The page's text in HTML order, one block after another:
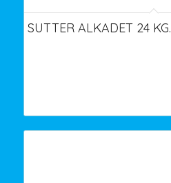
SUTTER ALKADET 24 KG.